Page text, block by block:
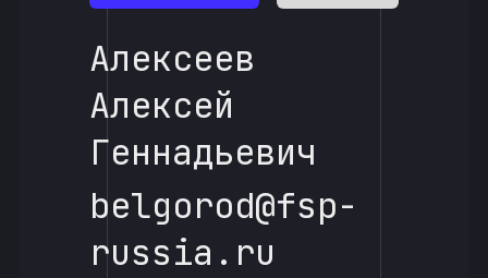
Алексеев
Алексей
Геннадьевич
belgorod@fsp-
russia.ru